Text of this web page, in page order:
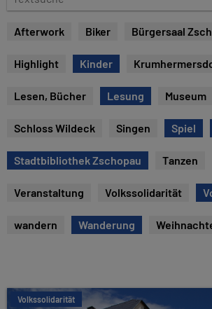
e
Afterwork Biker Bürgersaal
Highlight Kinder
Lesen, Bücher Lesung Museum
Schloss Wildeck Singen Spiel
Stadtbibliothek Zschopau Tanzen
Veranstaltung Volkssolidarität
wandern Wanderung
Volkssolidarität